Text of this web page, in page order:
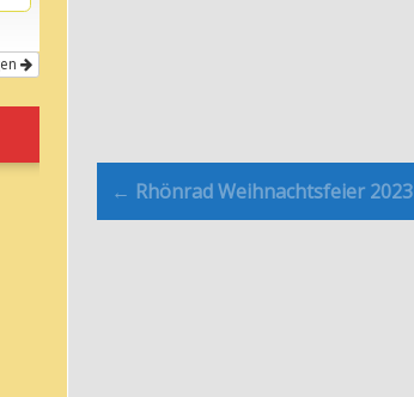
Post
navigation
← Rhönrad Weihnachtsfeier 2023